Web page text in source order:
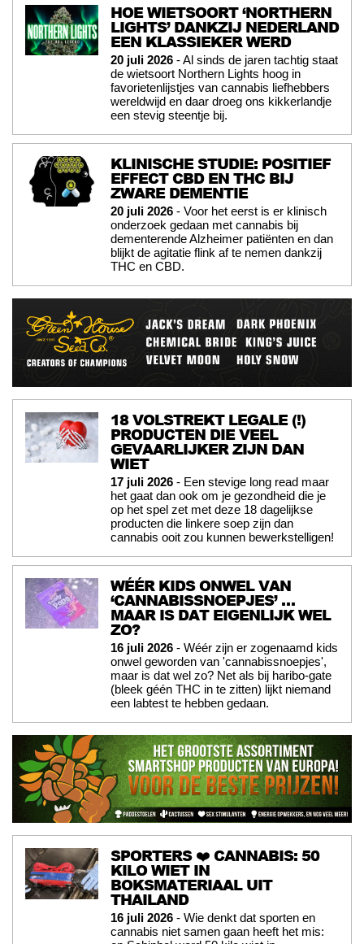
HOE WIETSOORT ‘NORTHERN
LIGHTS’ DANKZIJ NEDERLAND
EEN KLASSIEKER WERD
20 juli 2026 - Al sinds de jaren tachtig staat
de wietsoort Northern Lights hoog in
favorietenlijstjes van cannabis liefhebbers
wereldwijd en daar droeg ons kikkerlandje
een stevig steentje bij.
KLINISCHE STUDIE: POSITIEF
EFFECT CBD EN THC BIJ
ZWARE DEMENTIE
20 juli 2026 - Voor het eerst is er klinisch
onderzoek gedaan met cannabis bij
dementerende Alzheimer patiënten en dan
blijkt de agitatie flink af te nemen dankzij
THC en CBD.
18 VOLSTREKT LEGALE (!)
PRODUCTEN DIE VEEL
GEVAARLIJKER ZIJN DAN
WIET
17 juli 2026 - Een stevige long read maar
het gaat dan ook om je gezondheid die je
op het spel zet met deze 18 dagelijkse
producten die linkere soep zijn dan
cannabis ooit zou kunnen bewerkstelligen!
WÉÉR KIDS ONWEL VAN
‘CANNABISSNOEPJES’ …
MAAR IS DAT EIGENLIJK WEL
ZO?
16 juli 2026 - Wéér zijn er zogenaamd kids
onwel geworden van 'cannabissnoepjes',
maar is dat wel zo? Net als bij haribo-gate
(bleek géén THC in te zitten) lijkt niemand
een labtest te hebben gedaan.
SPORTERS ❤️ CANNABIS: 50
KILO WIET IN
BOKSMATERIAAL UIT
THAILAND
16 juli 2026 - Wie denkt dat sporten en
cannabis niet samen gaan heeft het mis: